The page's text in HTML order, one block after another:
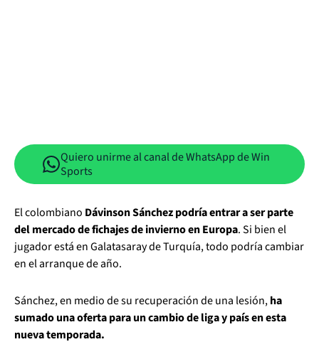
Quiero unirme al canal de WhatsApp de Win
Sports
El colombiano Dávinson Sánchez podría entrar a ser parte
del mercado de fichajes de invierno en Europa. Si bien el
jugador está en Galatasaray de Turquía, todo podría cambiar
en el arranque de año.
Sánchez, en medio de su recuperación de una lesión,ha
sumado una oferta para un cambio de liga y país en esta
nueva temporada.